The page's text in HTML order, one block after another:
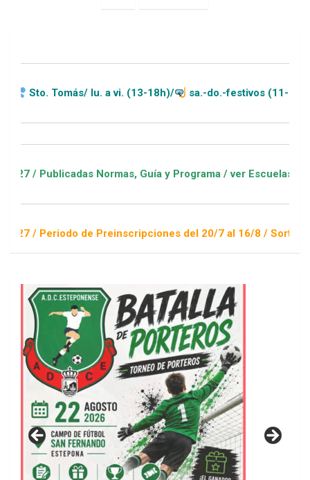
lu. a vi. (13-18h)/ sa.-do.-festivos (11-20h)
Normas, Guía y Programa / ver Escuelas Deportivas
de Preinscripciones del 20/7 al 16/8 / Sorteo 1 de